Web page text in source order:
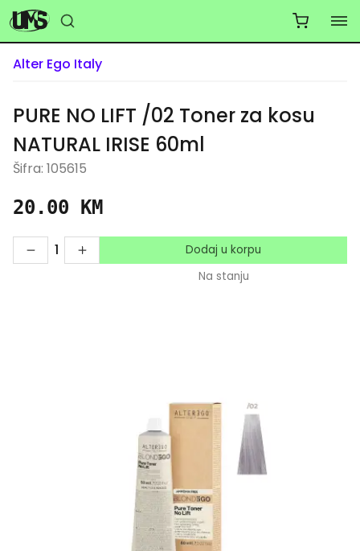
Alter Ego Italy
PURE NO LIFT /02 Toner za kosu
NATURAL IRISE 60ml
Šifra: 105615
20.00 KM
1
Dodaj u korpu
Na stanju